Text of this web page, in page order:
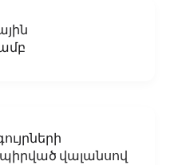
վալանսով